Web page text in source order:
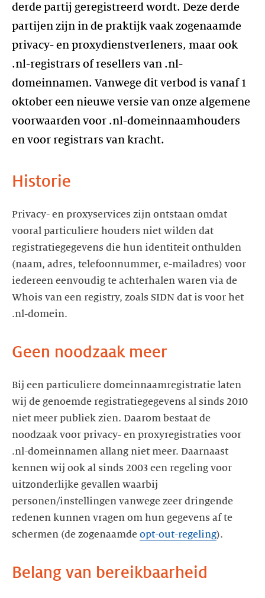
derde partij geregistreerd wordt. Deze derde
partijen zijn in de praktijk vaak zogenaamde
privacy- en proxydienstverleners, maar ook
.nl-registrars of resellers van .nl-
domeinnamen. Vanwege dit verbod is vanaf 1
oktober een nieuwe versie van onze algemene
voorwaarden voor .nl-domeinnaamhouders
en voor registrars van kracht.
Historie
Privacy- en proxyservices zijn ontstaan omdat
vooral particuliere houders niet wilden dat
registratiegegevens die hun identiteit onthulden
(naam, adres, telefoonnummer, e-mailadres) voor
iedereen eenvoudig te achterhalen waren via de
Whois van een registry, zoals SIDN dat is voor het
.nl-domein.
Geen noodzaak meer
Bij een particuliere domeinnaamregistratie laten
wij de genoemde registratiegegevens al sinds 2010
niet meer publiek zien. Daarom bestaat de
noodzaak voor privacy- en proxyregistraties voor
.nl-domeinnamen allang niet meer. Daarnaast
kennen wij ook al sinds 2003 een regeling voor
uitzonderlijke gevallen waarbij
personen/instellingen vanwege zeer dringende
redenen kunnen vragen om hun gegevens af te
schermen (de zogenaamde opt-out-regeling).
Belang van bereikbaarheid